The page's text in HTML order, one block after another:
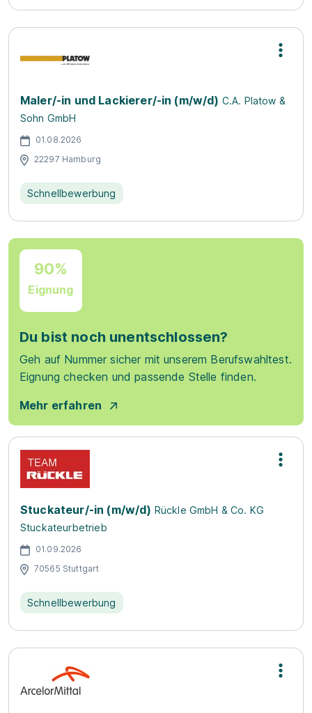
Maler/-in und Lackierer/-in (m/w/d) C.A. Platow &
Sohn GmbH
01.08.2026
22297 Hamburg
Schnellbewerbung
90%
Eignung
Du bist noch unentschlossen?
Geh auf Nummer sicher mit unserem Berufswahltest.
Eignung checken und passende Stelle finden.
Mehr erfahren
Stuckateur/-in (m/w/d) Rückle GmbH & Co. KG
Stuckateurbetrieb
01.09.2026
70565 Stuttgart
Schnellbewerbung